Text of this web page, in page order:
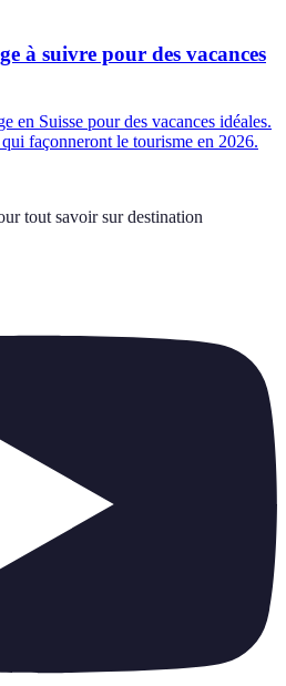
à suivre pour des vacances
en Suisse pour des vacances idéales.
façonneront le tourisme en 2026.
tout savoir sur destination